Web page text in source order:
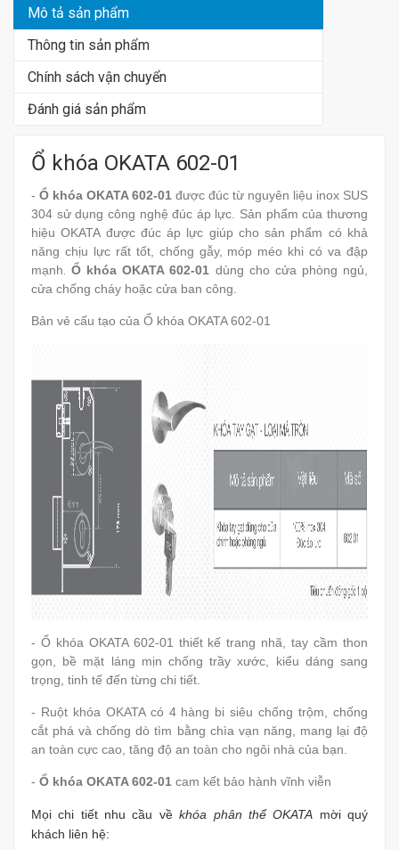
Mô tả sản phẩm
Thông tin sản phẩm
Chính sách vận chuyển
Đánh giá sản phẩm
Ổ khóa OKATA 602-01
- Ổ khóa OKATA 602-01 được đúc từ nguyên liệu inox SUS
304 sử dụng công nghệ đúc áp lực. Sản phẩm của thương
hiệu OKATA được đúc áp lực giúp cho sản phẩm có khả
năng chịu lực rất tốt, chống gẫy, móp méo khi có va đập
mạnh. Ổ khóa OKATA 602-01 dùng cho cửa phòng ngủ,
cửa chống cháy hoặc cửa ban công.
Bản vẻ cấu tạo của Ổ khóa OKATA 602-01
- Ổ khóa OKATA 602-01 thiết kế trang nhã, tay cầm thon
gọn, bề mặt láng mịn chống trầy xước, kiểu dáng sang
trọng, tinh tế đến từng chi tiết.
- Ruột khóa OKATA có 4 hàng bi siêu chống trộm, chống
cắt phá và chống dò tìm bằng chìa vạn năng, mang lại độ
an toàn cực cao, tăng độ an toàn cho ngôi nhà của bạn.
- Ổ khóa OKATA 602-01 cam kết bảo hành vĩnh viễn
Mọi chi tiết nhu cầu vềkhóa phân thể OKATA mời quý
khách liên hệ: